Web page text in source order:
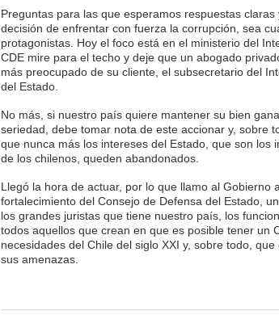
Preguntas para las que esperamos respuestas
decisión de enfrentar con fuerza la corrupción, sea
protagonistas. Hoy el foco está en el ministerio del
CDE mire para el techo y deje que un abogado
más preocupado de su cliente, el subsecretario del
del Estado.
No más, si nuestro país quiere mantener su bien
seriedad, debe tomar nota de este accionar y, sobre
que nunca más los intereses del Estado, que son los
de los chilenos, queden abandonados.
Llegó la hora de actuar, por lo que llamo al Gobierno
fortalecimiento del Consejo de Defensa del Estado,
los grandes juristas que tiene nuestro país, los
todos aquellos que crean en que es posible tener un
necesidades del Chile del siglo XXI y, sobre todo,
sus amenazas.